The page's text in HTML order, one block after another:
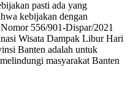
pasti ada yang
kebijakan dengan
556/901-Dispar/2021
Wisata Dampak Libur Hari
Banten adalah untuk
masyarakat Banten